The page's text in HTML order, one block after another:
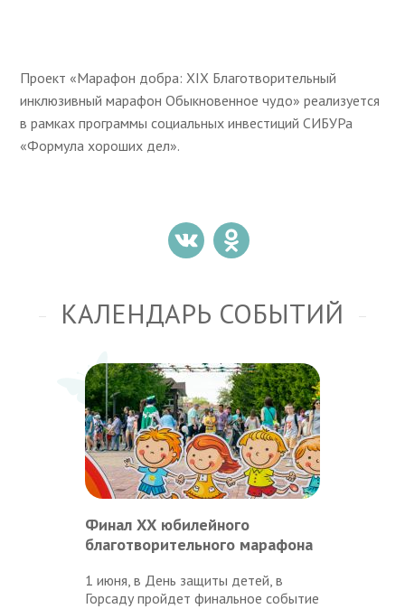
Проект «Марафон добра: XIX Благотворительный
инклюзивный марафон Обыкновенное чудо» реализуется
в рамках программы социальных инвестиций СИБУРа
«Формула хороших дел».
КАЛЕНДАРЬ СОБЫТИЙ
Финал ХХ юбилейного
благотворительного марафона
1 июня, в День защиты детей, в
Горсаду пройдет финальное событие